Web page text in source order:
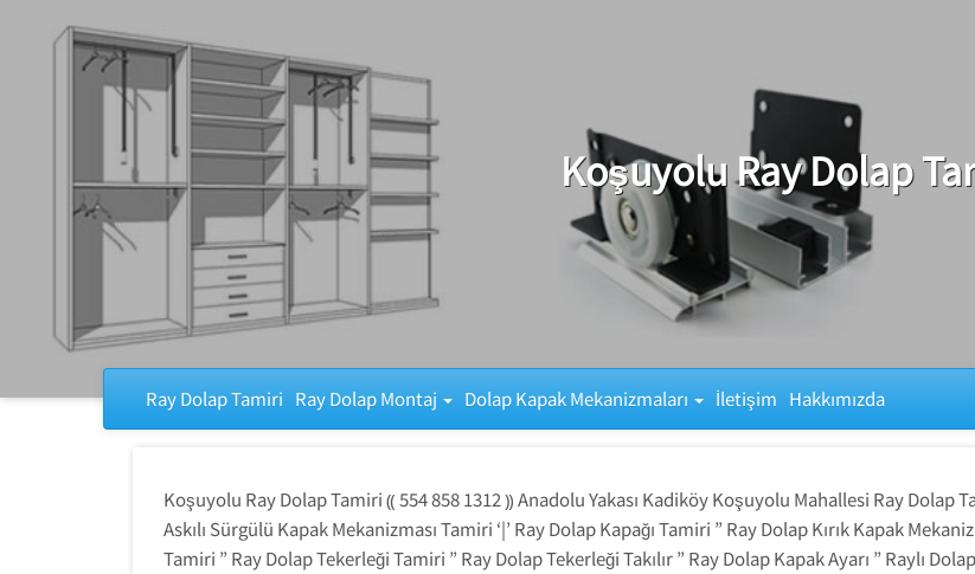
Koşuyolu Ray Dolap
Ray Dolap Tamiri Ray Dolap Montaj Dolap Kapak Mekanizmaları İletişim Hakkımızda
Koşuyolu Ray Dolap Tamiri ⸨ 554 858 1312 ⸩ Anadolu Yakası Kadiköy Koşuyolu Mahallesi Ray Dolap
Askılı Sürgülü Kapak Mekanizması Tamiri ‘|’ Ray Dolap Kapağı Tamiri ” Ray Dolap Kırık Kapak
Tamiri ” Ray Dolap Tekerleği Tamiri ” Ray Dolap Tekerleği Takılır ” Ray Dolap Kapak Ayarı ” Raylı